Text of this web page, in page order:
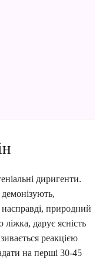
диригенти.
природний
дарує ясність
реакцією
на перші 30-45